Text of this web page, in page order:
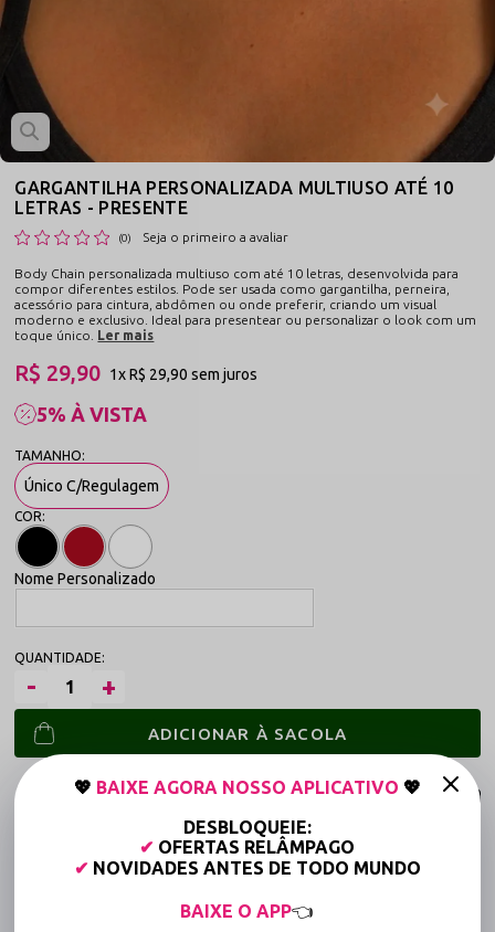
GARGANTILHA PERSONALIZADA MULTIUSO ATÉ 10
LETRAS - PRESENTE
(0) Seja o primeiro a avaliar
Body Chain personalizada multiuso com até 10 letras, desenvolvida para
compor diferentes estilos. Pode ser usada como gargantilha, perneira,
acessório para cintura, abdômen ou onde preferir, criando um visual
moderno e exclusivo. Ideal para presentear ou personalizar o look com um
toque único.
Ler mais
5% À VISTA
R$ 29,90 1xR$ 29,90sem juros
Único C/Regulagem
Nome Personalizado
ADICIONAR À SACOLA
Frete grátis a partir de R$149,90 (Varejo)*
Até 6x Sem Juros (Varejo)
💖 BAIXE AGORA NOSSO APLICATIVO 💖
DESBLOQUEIE:
✔ OFERTAS RELÂMPAGO
✔ NOVIDADES ANTES DE TODO MUNDO
BAIXE O APP👈